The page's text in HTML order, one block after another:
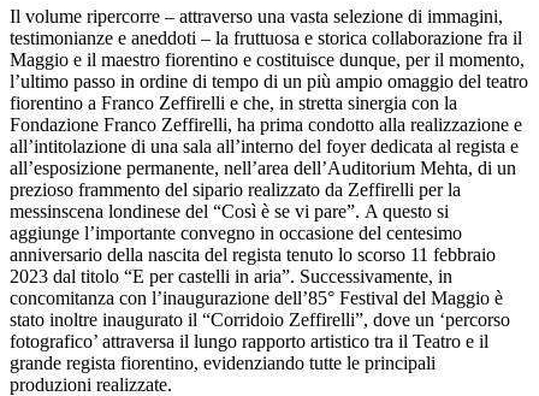
Il volume ripercorre – attraverso una vasta selezione di immagini,
testimonianze e aneddoti – la fruttuosa e storica collaborazione fra il
Maggio e il maestro fiorentino e costituisce dunque, per il momento,
l’ultimo passo in ordine di tempo di un più ampio omaggio del teatro
fiorentino a Franco Zeffirelli e che, in stretta sinergia con la
Fondazione Franco Zeffirelli, ha prima condotto alla realizzazione e
all’intitolazione di una sala all’interno del foyer dedicata al regista e
all’esposizione permanente, nell’area dell’Auditorium Mehta, di un
prezioso frammento del sipario realizzato da Zeffirelli per la
messinscena londinese del “Così è se vi pare”. A questo si
aggiunge l’importante convegno in occasione del centesimo
anniversario della nascita del regista tenuto lo scorso 11 febbraio
2023 dal titolo “E per castelli in aria”. Successivamente, in
concomitanza con l’inaugurazione dell’85° Festival del Maggio è
stato inoltre inaugurato il “Corridoio Zeffirelli”, dove un ‘percorso
fotografico’ attraversa il lungo rapporto artistico tra il Teatro e il
grande regista fiorentino, evidenziando tutte le principali
produzioni realizzate.